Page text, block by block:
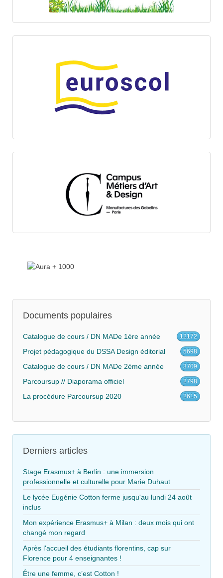
Documents populaires
Catalogue de cours / DN MADe 1ère année 12172
Projet pédagogique du DSSA Design éditorial 5698
Catalogue de cours / DN MADe 2ème année 3709
Parcoursup // Diaporama officiel 2798
La procédure Parcoursup 2020 2615
Derniers articles
Stage Erasmus+ à Berlin : une immersion
professionnelle et culturelle pour Marie Duhaut
Le lycée Eugénie Cotton ferme jusqu'au lundi 24 août
inclus
Mon expérience Erasmus+ à Milan : deux mois qui ont
changé mon regard
Après l'accueil des étudiants florentins, cap sur
Florence pour 4 enseignantes !
Être une femme, c’est Cotton !